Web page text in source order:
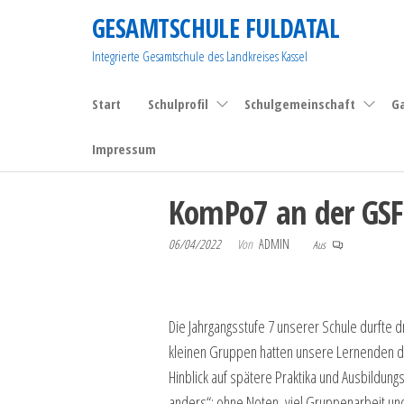
GESAMTSCHULE FULDATAL
Integrierte Gesamtschule des Landkreises Kassel
Start Schulprofil Schulgemeinschaft
Impressum
KomPo7 an der GSF
06/04/2022 Von ADMIN Aus
Die Jahrgangsstufe 7 unserer Schule durfte
kleinen Gruppen hatten unsere Lernenden
Hinblick auf spätere Praktika und